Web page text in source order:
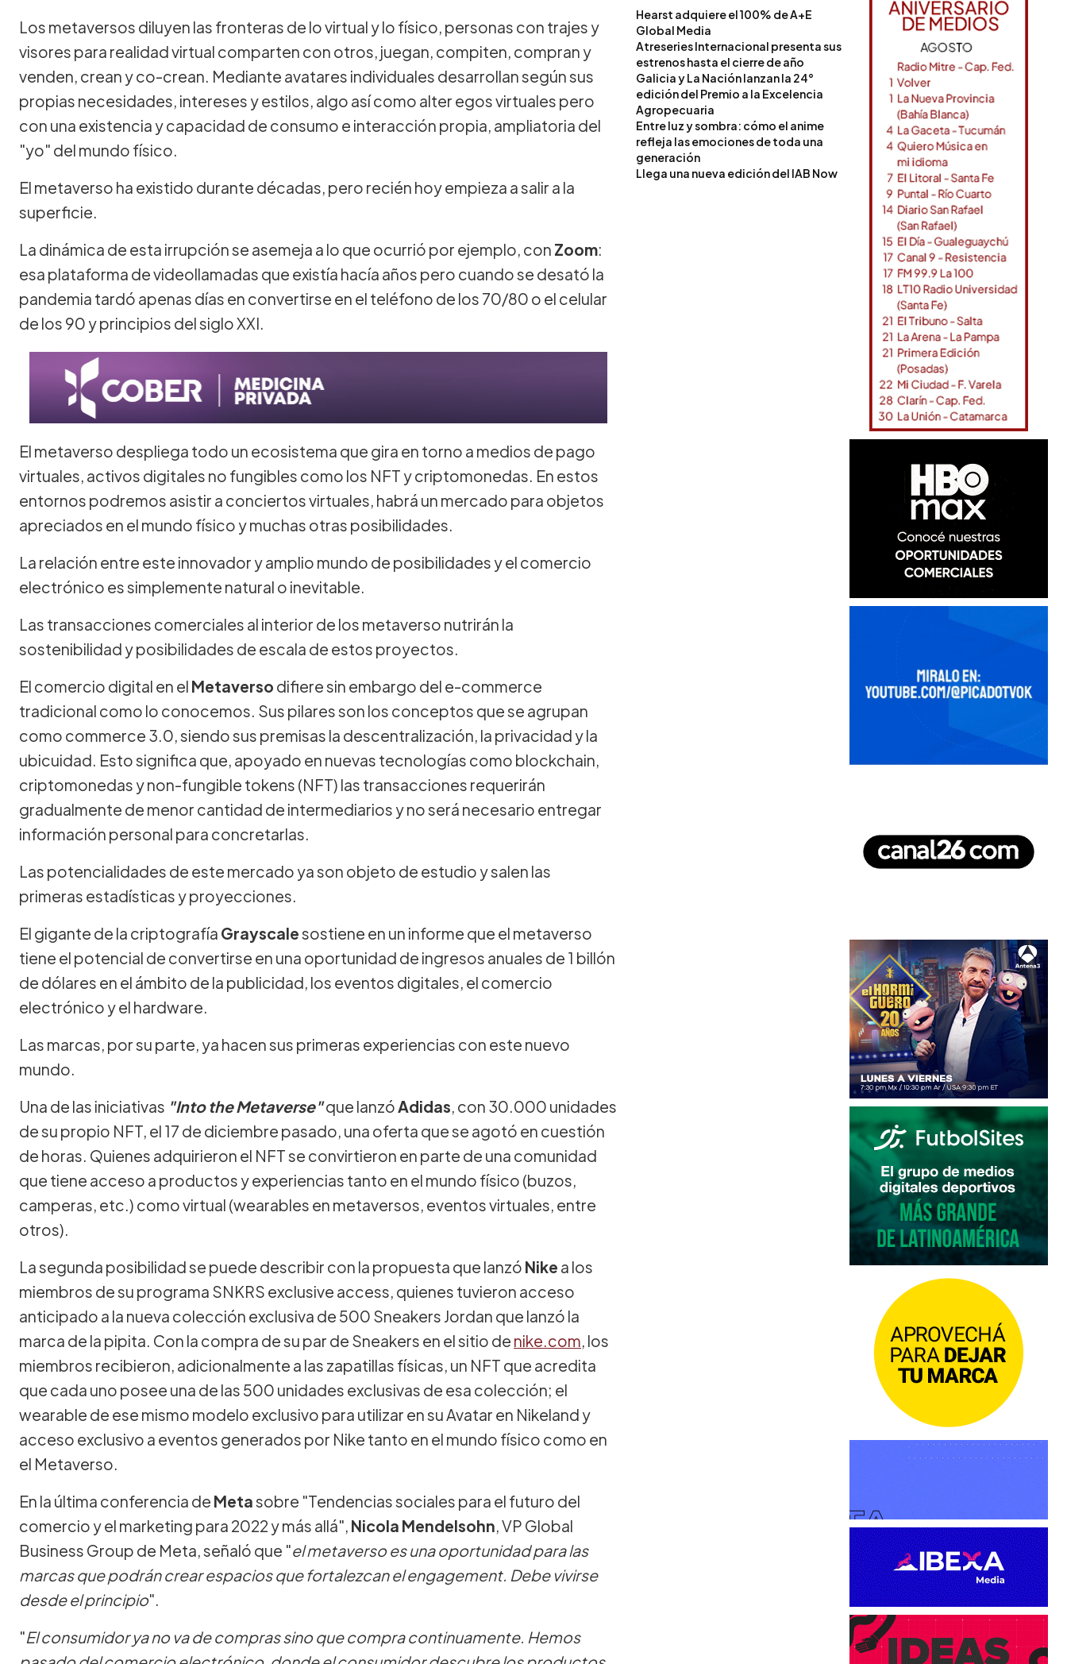
Los metaversos diluyen las fronteras de lo virtual y lo físico, personas con trajes y
visores para realidad virtual comparten con otros, juegan, compiten, compran y
venden, crean y co-crean. Mediante avatares individuales desarrollan según sus
propias necesidades, intereses y estilos, algo así como alter egos virtuales pero
con una existencia y capacidad de consumo e interacción propia, ampliatoria del
"yo" del mundo físico.
El metaverso ha existido durante décadas, pero recién hoy empieza a salir a la
superficie.
La dinámica de esta irrupción se asemeja a lo que ocurrió por ejemplo, con Zoom:
esa plataforma de videollamadas que existía hacía años pero cuando se desató la
pandemia tardó apenas días en convertirse en el teléfono de los 70/80 o el celular
de los 90 y principios del siglo XXI.
El metaverso despliega todo un ecosistema que gira en torno a medios de pago
virtuales, activos digitales no fungibles como los NFT y criptomonedas. En estos
entornos podremos asistir a conciertos virtuales, habrá un mercado para objetos
apreciados en el mundo físico y muchas otras posibilidades.
La relación entre este innovador y amplio mundo de posibilidades y el comercio
electrónico es simplemente natural o inevitable.
Las transacciones comerciales al interior de los metaverso nutrirán la
sostenibilidad y posibilidades de escala de estos proyectos.
El comercio digital en el Metaverso difiere sin embargo del e-commerce
tradicional como lo conocemos. Sus pilares son los conceptos que se agrupan
como commerce 3.0, siendo sus premisas la descentralización, la privacidad y la
ubicuidad. Esto significa que, apoyado en nuevas tecnologías como blockchain,
criptomonedas y non-fungible tokens (NFT) las transacciones requerirán
gradualmente de menor cantidad de intermediarios y no será necesario entregar
información personal para concretarlas.
Las potencialidades de este mercado ya son objeto de estudio y salen las
primeras estadísticas y proyecciones.
El gigante de la criptografía Grayscalesostiene en un informe que el metaverso
tiene el potencial de convertirse en una oportunidad de ingresos anuales de 1 billón
de dólares en el ámbito de la publicidad, los eventos digitales, el comercio
electrónico y el hardware.
Las marcas, por su parte, ya hacen sus primeras experiencias con este nuevo
mundo.
Una de las iniciativas "Into the Metaverse"que lanzó Adidas, con 30.000 unidades
de su propio NFT, el 17 de diciembre pasado, una oferta que se agotó en cuestión
de horas. Quienes adquirieron el NFT se convirtieron en parte de una comunidad
que tiene acceso a productos y experiencias tanto en el mundo físico (buzos,
camperas, etc.) como virtual (wearables en metaversos, eventos virtuales, entre
otros).
La segunda posibilidad se puede describir con la propuesta que lanzó Nike a los
miembros de su programa SNKRS exclusive access, quienes tuvieron acceso
anticipado a la nueva colección exclusiva de 500 Sneakers Jordan que lanzó la
marca de la pipita. Con la compra de su par de Sneakers en el sitio de nike.com, los
miembros recibieron, adicionalmente a las zapatillas físicas, un NFT que acredita
que cada uno posee una de las 500 unidades exclusivas de esa colección; el
wearable de ese mismo modelo exclusivo para utilizar en su Avatar en Nikeland y
acceso exclusivo a eventos generados por Nike tanto en el mundo físico como en
el Metaverso.
En la última conferencia de Metasobre "Tendencias sociales para el futuro del
comercio y el marketing para 2022 y más allá", Nicola Mendelsohn, VP Global
Business Group de Meta, señaló que "el metaverso es una oportunidad para las
marcas que podrán crear espacios que fortalezcan el engagement. Debe vivirse
desde el principio".
"El consumidor ya no va de compras sino que compra continuamente. Hemos
Hearst adquiere el 100% de A+E
Global Media
Atreseries Internacional presenta sus
estrenos hasta el cierre de año
Galicia y La Nación lanzan la 24°
edición del Premio a la Excelencia
Agropecuaria
Entre luz y sombra: cómo el anime
refleja las emociones de toda una
generación
Llega una nueva edición del IAB Now